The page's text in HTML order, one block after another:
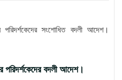
সংশোধিত বদলী আদেশ।
পরিদর্শকেদের বদলী আদেশ।